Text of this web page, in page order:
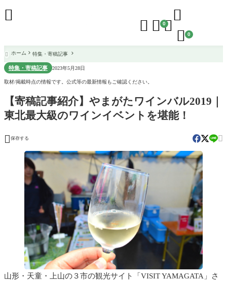
  0

 0

 ホーム 特集・寄稿記事
特集・寄稿記事 2023年5月28日
取材/掲載時点の情報です。公式等の最新情報もご確認ください。
【寄稿記事紹介】やまがたワインバル2019｜
東北最大級のワインイベントを堪能！
 保存する 
山形・天童・上山の３市の観光サイト「VISIT YAMAGATA」さ